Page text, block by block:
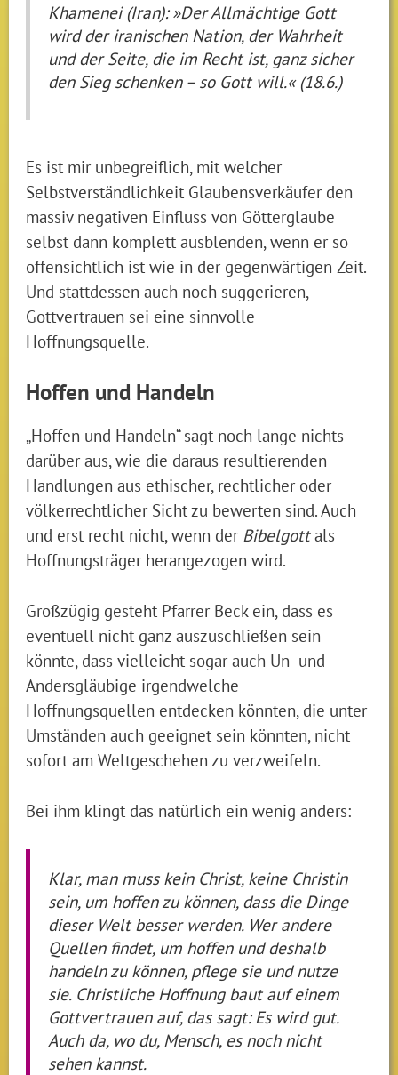
Khamenei (Iran): »Der Allmächtige Gott
wird der iranischen Nation, der Wahrheit
und der Seite, die im Recht ist, ganz sicher
den Sieg schenken – so Gott will.« (18.6.)
Es ist mir unbegreiflich, mit welcher
Selbstverständlichkeit Glaubensverkäufer den
massiv negativen Einfluss von Götterglaube
selbst dann komplett ausblenden, wenn er so
offensichtlich ist wie in der gegenwärtigen Zeit.
Und stattdessen auch noch suggerieren,
Gottvertrauen sei eine sinnvolle
Hoffnungsquelle.
Hoffen und Handeln
„Hoffen und Handeln“ sagt noch lange nichts
darüber aus, wie die daraus resultierenden
Handlungen aus ethischer, rechtlicher oder
völkerrechtlicher Sicht zu bewerten sind. Auch
und erst recht nicht, wenn der Bibelgottals
Hoffnungsträger herangezogen wird.
Großzügig gesteht Pfarrer Beck ein, dass es
eventuell nicht ganz auszuschließen sein
könnte, dass vielleicht sogar auch Un- und
Andersgläubige irgendwelche
Hoffnungsquellen entdecken könnten, die unter
Umständen auch geeignet sein könnten, nicht
sofort am Weltgeschehen zu verzweifeln.
Bei ihm klingt das natürlich ein wenig anders:
Klar, man muss kein Christ, keine Christin
sein, um hoffen zu können, dass die Dinge
dieser Welt besser werden. Wer andere
Quellen findet, um hoffen und deshalb
handeln zu können, pflege sie und nutze
sie. Christliche Hoffnung baut auf einem
Gottvertrauen auf, das sagt: Es wird gut.
Auch da, wo du, Mensch, es noch nicht
sehen kannst.